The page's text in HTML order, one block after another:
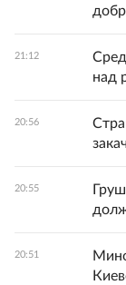
21:12
над
20:56
20:55
20:51